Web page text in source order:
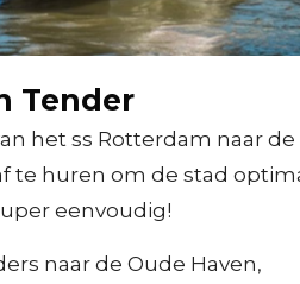
Tender
het ss Rotterdam naar de
te huren om de stad
eenvoudig!
naar de Oude Haven,